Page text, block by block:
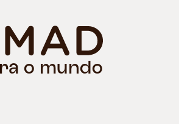
o mundo